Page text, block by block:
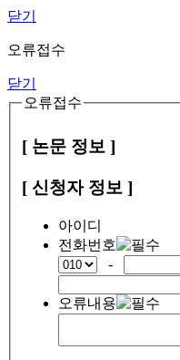
닫기
오류접수
닫기
오류접수
[ 논문 정보 ]
[ 신청자 정보 ]
아이디
전화번호
-
오류내용